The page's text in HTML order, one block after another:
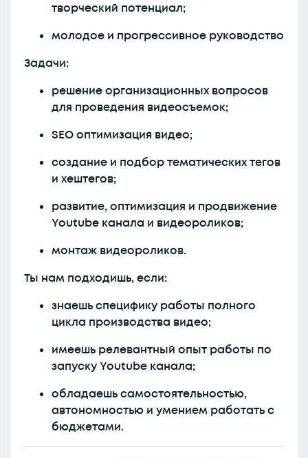
творческий потенциал;
молодое и прогрессивное руководство
Задачи:
решение организационных вопросов
для проведения видеосъемок;
SEO оптимизация видео;
создание и подбор тематических тегов
и хештегов;
развитие, оптимизация и продвижение
Youtube канала и видеороликов;
монтаж видеороликов.
Ты нам подходишь, если:
знаешь специфику работы полного
цикла производства видео;
имеешь релевантный опыт работы по
запуску Youtube канала;
обладаешь самостоятельностью,
автономностью и умением работать с
бюджетами.